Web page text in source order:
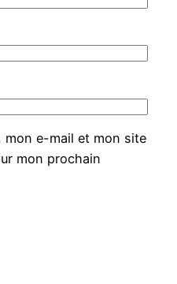
mon e-mail et mon site
mon prochain